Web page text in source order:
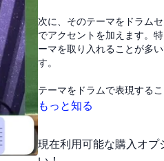
次に、そのテーマをドラム
でアクセントを加えます。
ーマを取り入れることが多
す。
テーマをドラムで表現する
ディを大切にしながら、自
例えば、ビリーズバウンス
両方を練習します。他のプ
もっと知る
現在利用可能な購入オプ